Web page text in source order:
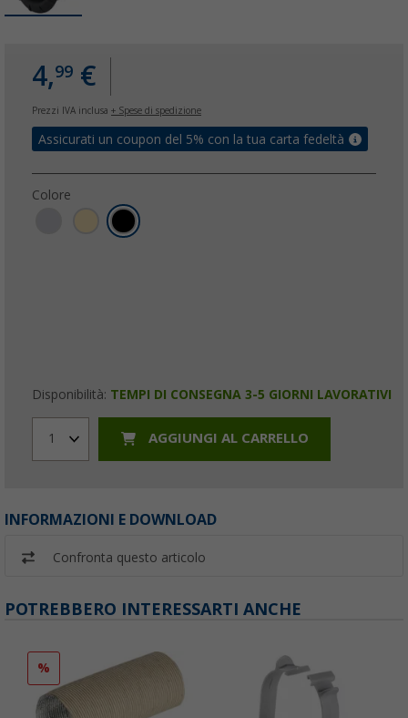
4,99 €
Prezzi IVA inclusa + Spese di spedizione
Assicurati un coupon del 5% con la tua carta fedeltà
Colore
Disponibilità: TEMPI DI CONSEGNA 3-5 GIORNI LAVORATIVI
1 AGGIUNGI AL CARRELLO
INFORMAZIONI E DOWNLOAD
Confronta questo articolo
POTREBBERO INTERESSARTI ANCHE
%